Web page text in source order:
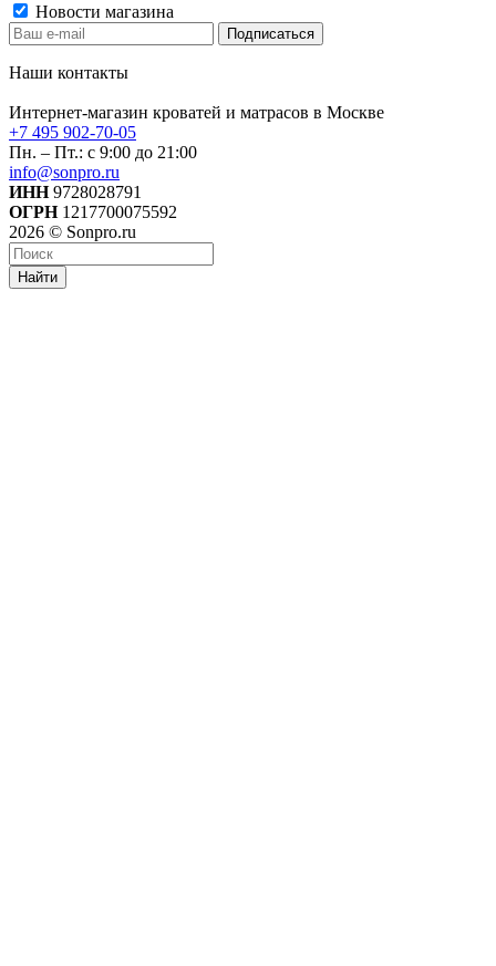
Новости магазина
Наши контакты
Интернет-магазин кроватей и матрасов в Москве
+7 495 902-70-05
Пн. – Пт.: с 9:00 до 21:00
info@sonpro.ru
ИНН9728028791
ОГРН1217700075592
2026 © Sonpro.ru
Найти